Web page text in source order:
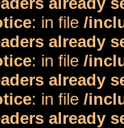
: in file /
already
: in file /
already
: in file /
already